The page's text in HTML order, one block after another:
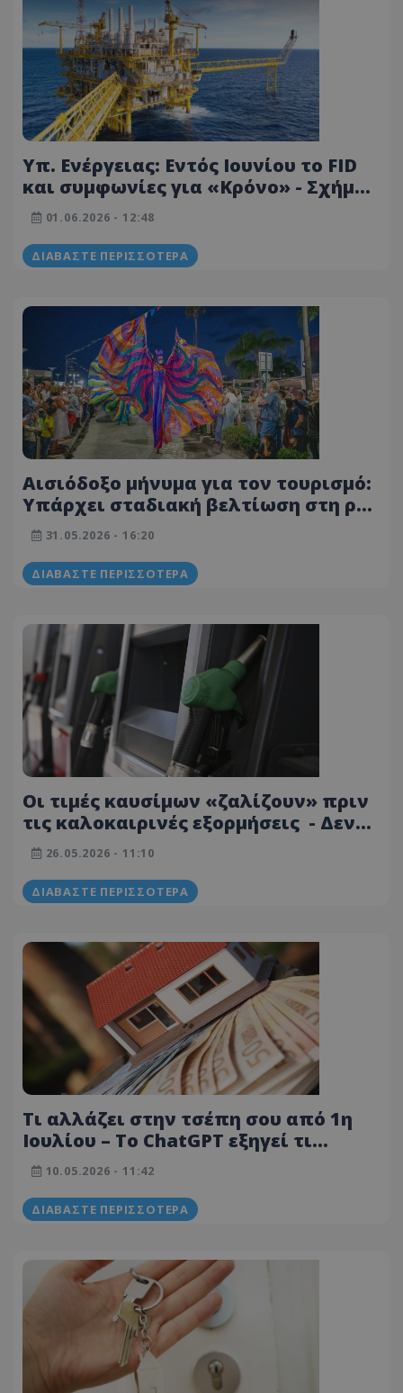
Υπ. Ενέργειας: Εντός Ιουνίου το FID
και συμφωνίες για «Κρόνο» - Σχήμα
3+1 Κύπρου-Ελλάδας-Ισραήλ και ΗΠΑ
01.06.2026 - 12:48
ΔΙΑΒΆΣΤΕ ΠΕΡΙΣΣΌΤΕΡΑ
Αισιόδοξο μήνυμα για τον τουρισμό:
Υπάρχει σταδιακή βελτίωση στη ροή
των κρατήσεων - Ποιες χώρες μας
τίμησαν
31.05.2026 - 16:20
ΔΙΑΒΆΣΤΕ ΠΕΡΙΣΣΌΤΕΡΑ
Οι τιμές καυσίμων «ζαλίζουν» πριν
τις καλοκαιρινές εξορμήσεις - Δεν
φαντάζεστε πόσο κοστίζει σήμερα η
βενζίνη - Τα φθηνότερα πρατήρια
26.05.2026 - 11:10
ΔΙΑΒΆΣΤΕ ΠΕΡΙΣΣΌΤΕΡΑ
Τι αλλάζει στην τσέπη σου από 1η
Ιουλίου – Το ChatGPT εξηγεί τι
σημαίνει το νέο καθεστώς στα
ενοίκια - Τι σημαίνει στην πράξη για
εσένα
10.05.2026 - 11:42
ΔΙΑΒΆΣΤΕ ΠΕΡΙΣΣΌΤΕΡΑ